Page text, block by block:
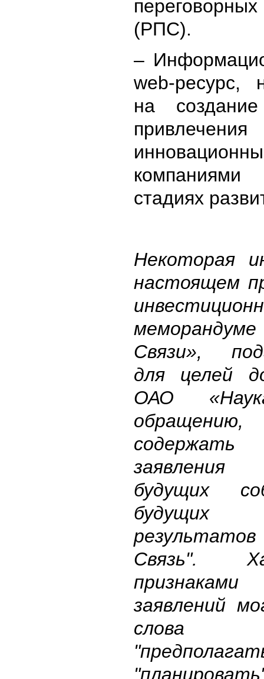
(РПС).
–
web-ресурс,
на
стадиях
Некоторая
настоящем
Связи»,
для целей
ОАО
содержать
заявления
будущих
будущих
Связь".
признаками
заявлений
слова